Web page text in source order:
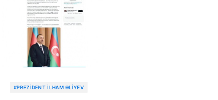
#PREZIDENT İLHAM ƏLIYEV